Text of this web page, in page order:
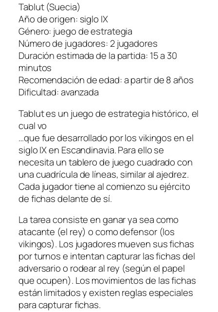
Tablut (Suecia)
Año de origen: siglo IX
Género: juego de estrategia
Número de jugadores: 2 jugadores
Duración estimada de la partida: 15 a 30
minutos
Recomendación de edad: a partir de 8 años
Dificultad: avanzada
Tablut es un juego de estrategia histórico, el
cual vo
…que fue desarrollado por los vikingos en el
siglo IX en Escandinavia. Para ello se
necesita un tablero de juego cuadrado con
una cuadrícula de líneas, similar al ajedrez.
Cada jugador tiene al comienzo su ejército
de fichas delante de sí.
La tarea consiste en ganar ya sea como
atacante (el rey) o como defensor (los
vikingos). Los jugadores mueven sus fichas
por turnos e intentan capturar las fichas del
adversario o rodear al rey (según el papel
que ocupen). Los movimientos de las fichas
están limitados y existen reglas especiales
para capturar fichas.